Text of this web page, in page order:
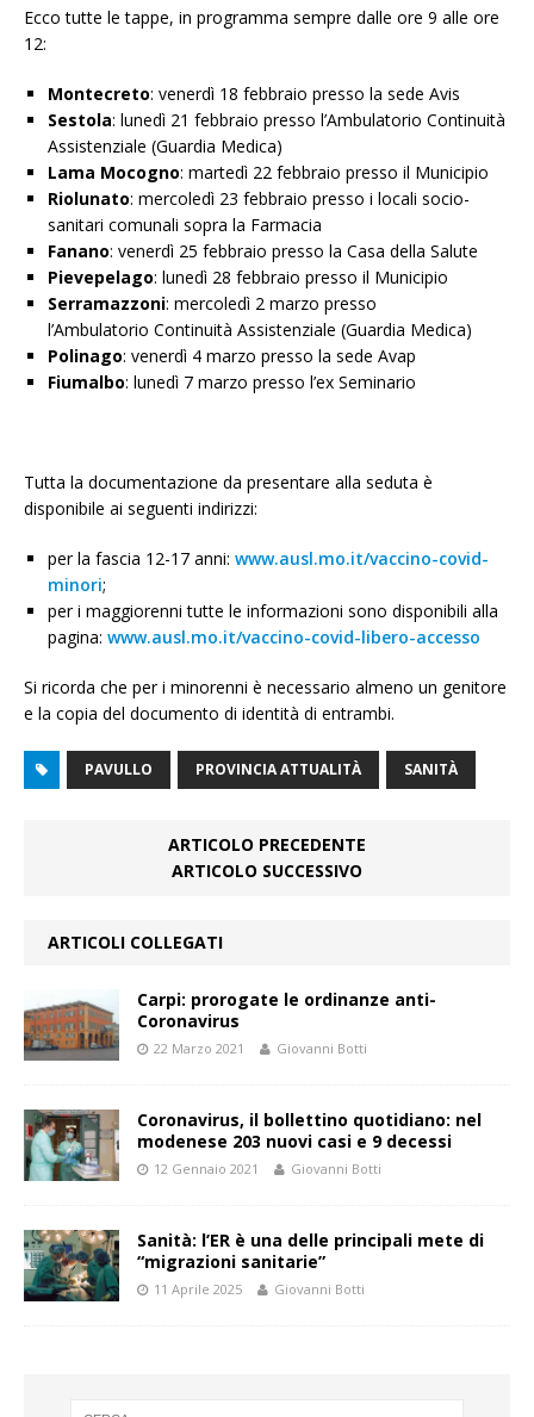
Ecco tutte le tappe, in programma sempre dalle ore 9 alle ore
12:
Montecreto: venerdì 18 febbraio presso la sede Avis
Sestola: lunedì 21 febbraio presso l’Ambulatorio Continuità
Assistenziale (Guardia Medica)
Lama Mocogno: martedì 22 febbraio presso il Municipio
Riolunato: mercoledì 23 febbraio presso i locali socio-
sanitari comunali sopra la Farmacia
Fanano: venerdì 25 febbraio presso la Casa della Salute
Pievepelago: lunedì 28 febbraio presso il Municipio
Serramazzoni: mercoledì 2 marzo presso
l’Ambulatorio Continuità Assistenziale (Guardia Medica)
Polinago: venerdì 4 marzo presso la sede Avap
Fiumalbo: lunedì 7 marzo presso l’ex Seminario
Tutta la documentazione da presentare alla seduta è
disponibile ai seguenti indirizzi:
per la fascia 12-17 anni: www.ausl.mo.it/vaccino-covid-
minori;
per i maggiorenni tutte le informazioni sono disponibili alla
pagina: www.ausl.mo.it/vaccino-covid-libero-accesso
Si ricorda che per i minorenni è necessario almeno un genitore
e la copia del documento di identità di entrambi.
PAVULLO PROVINCIA ATTUALITÀ SANITÀ
ARTICOLO PRECEDENTE
ARTICOLO SUCCESSIVO
ARTICOLI COLLEGATI
Carpi: prorogate le ordinanze anti-
Coronavirus
22 Marzo 2021 Giovanni Botti
Coronavirus, il bollettino quotidiano: nel
modenese 203 nuovi casi e 9 decessi
12 Gennaio 2021 Giovanni Botti
Sanità: l’ER è una delle principali mete di
“migrazioni sanitarie”
11 Aprile 2025 Giovanni Botti